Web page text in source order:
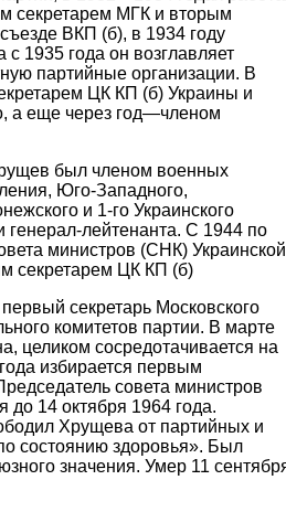
секретарем МГК и вторым
ВКП (б), в 1934 году
1935 года он возглавляет
партийные организации. В
ЦК КП (б) Украины и
а еще через год—членом
был членом военных
Юго-Западного,
и 1-го Украинского
лейтенанта. С 1944 по
министров (СНК) Украинской
секретарем ЦК КП (б)
секретарь Московского
комитетов партии. В марте
целиком сосредотачивается на
избирается первым
совета министров
14 октября 1964 года.
Хрущева от партийных и
состоянию здоровья». Был
значения. Умер 11